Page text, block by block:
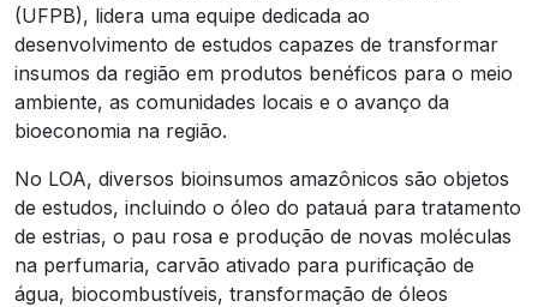
(UFPB), lidera uma equipe dedicada ao
desenvolvimento de estudos capazes de transformar
insumos da região em produtos benéficos para o meio
ambiente, as comunidades locais e o avanço da
bioeconomia na região.
No LOA, diversos bioinsumos amazônicos são objetos
de estudos, incluindo o óleo do patauá para tratamento
de estrias, o pau rosa e produção de novas moléculas
na perfumaria, carvão ativado para purificação de
água, biocombustíveis, transformação de óleos